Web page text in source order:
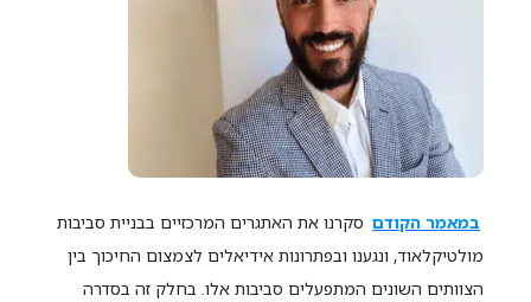
במאמר הקודם סקרנו את האתגרים המרכזיים בבניית סביבות
מולטיקלאוד, ונגענו ובפתרונות אידיאלים לצמצום החיכוך בין
הצוותים השונים המתפעלים סביבות אלו. בחלק זה בסדרה